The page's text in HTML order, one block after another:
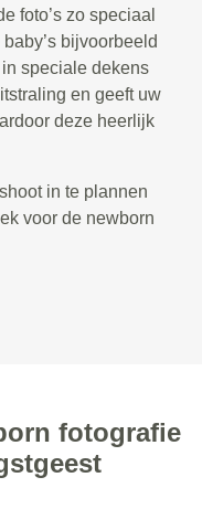
foto’s zo speciaal
bijvoorbeeld
speciale dekens
en geeft uw
deze heerlijk
in te plannen
voor de newborn
fotografie